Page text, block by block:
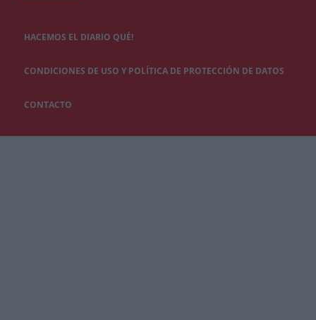
HACEMOS EL DIARIO QUÉ!
CONDICIONES DE USO Y POLÍTICA DE PROTECCIÓN DE DATOS
CONTACTO